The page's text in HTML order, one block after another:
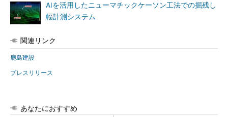
AIを活用したニューマチックケーソン工法での掘残し
幅計測システム
関連リンク
鹿島建設
プレスリリース
あなたにおすすめ